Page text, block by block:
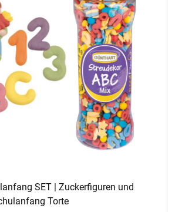
SET | Zuckerfiguren und
Torte